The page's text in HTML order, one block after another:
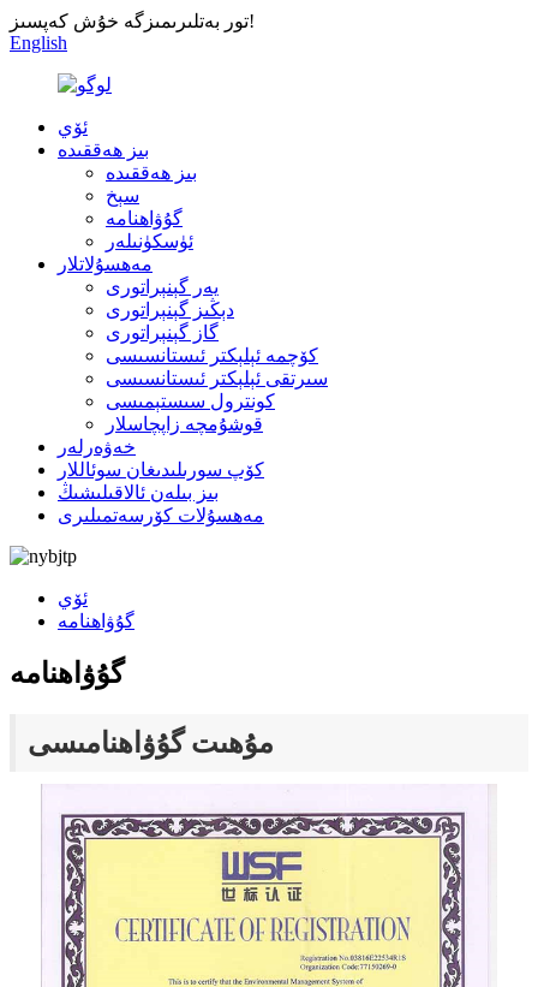
تور بەتلىرىمىزگە خۇش كەپسىز!
English
ئۆي
بىز ھەققىدە
بىز ھەققىدە
سېخ
گۇۋاھنامە
ئۈسكۈنىلەر
مەھسۇلاتلار
يەر گېنېراتورى
دېڭىز گېنېراتورى
گاز گېنېراتورى
كۆچمە ئېلېكتر ئىستانسىسى
سىرتقى ئېلېكتر ئىستانسىسى
كونترول سىستېمىسى
قوشۇمچە زاپچاسلار
خەۋەرلەر
كۆپ سورىلىدىغان سوئاللار
بىز بىلەن ئالاقىلىشىڭ
مەھسۇلات كۆرسەتمىلىرى
ئۆي
گۇۋاھنامە
گۇۋاھنامە
مۇھىت گۇۋاھنامىسى